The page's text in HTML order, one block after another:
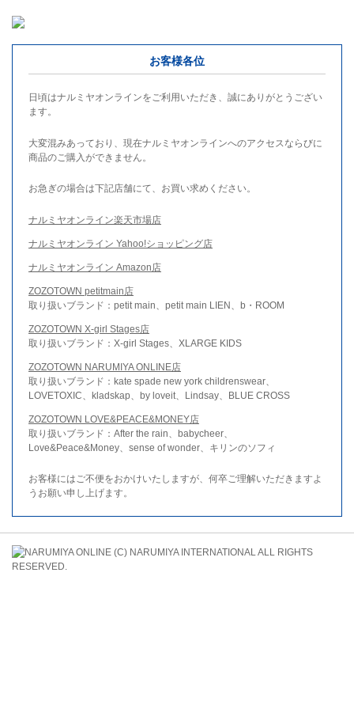
お客様各位
日頃はナルミヤオンラインをご利用いただき、誠にありがとうござい
ます。
大変混みあっており、現在ナルミヤオンラインへのアクセスならびに
商品のご購入ができません。
お急ぎの場合は下記店舗にて、お買い求めください。
ナルミヤオンライン楽天市場店
ナルミヤオンライン Yahoo!ショッピング店
ナルミヤオンライン Amazon店
ZOZOTOWN petitmain店
取り扱いブランド：petit main、petit main LIEN、b・ROOM
ZOZOTOWN X-girl Stages店
取り扱いブランド：X-girl Stages、XLARGE KIDS
ZOZOTOWN NARUMIYA ONLINE店
取り扱いブランド：kate spade new york childrenswear、
LOVETOXIC、kladskap、by loveit、Lindsay、BLUE CROSS
ZOZOTOWN LOVE&PEACE&MONEY店
取り扱いブランド：After the rain、babycheer、
Love&Peace&Money、sense of wonder、キリンのソフィ
お客様にはご不便をおかけいたしますが、何卒ご理解いただきますよ
うお願い申し上げます。